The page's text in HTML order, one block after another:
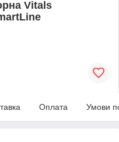
Vitals
Оплата Умови